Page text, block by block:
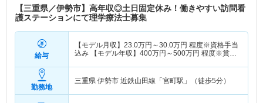
【三重県／伊勢市】高年収◎土日固定休み！働きやすい訪問看
護ステーションにて理学療法士募集
給与
【モデル月収】 23.0万円～30.0万円 程度※資格手当
込み 【モデル年収】 400万円～500万円 程度※賞与
勤務地
三重県 伊勢市 近鉄山田線「宮町駅」（徒歩5分）